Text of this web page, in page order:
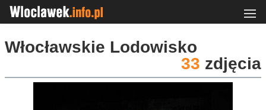
Włocławskie Lodowisko
33 zdjęcia